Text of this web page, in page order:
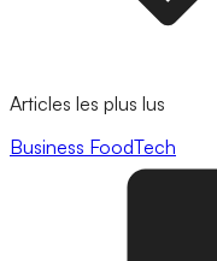
Articles les plus lus
Business FoodTech